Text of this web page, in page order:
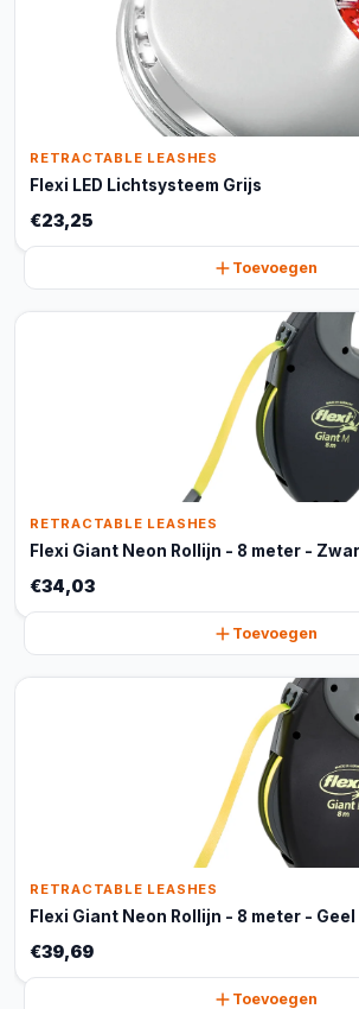
RETRACTABLE LEASHES
Flexi LED Lichtsysteem Grijs
€23,25
Toevoegen
RETRACTABLE LEASHES
Flexi Giant Neon Rollijn - 8 meter -
€34,03
Toevoegen
RETRACTABLE LEASHES
Flexi Giant Neon Rollijn - 8 meter - Geel
€39,69
Toevoegen